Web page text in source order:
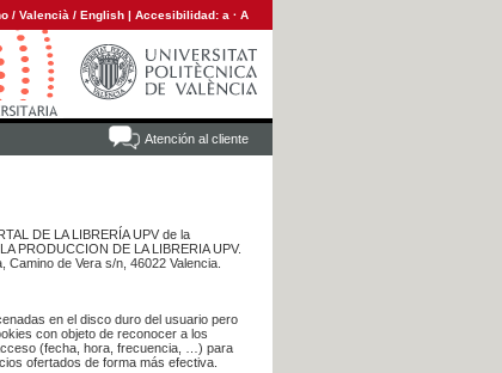
/ Valencià / English | Accesibilidad: a · A
Atención al cliente
DE LA LIBRERÍA UPV de la
PRODUCCION DE LA LIBRERIA UPV.
de Vera s/n, 46022 Valencia.
en el disco duro del usuario pero
con objeto de reconocer a los
(fecha, hora, frecuencia, …) para
ofertados de forma más efectiva.